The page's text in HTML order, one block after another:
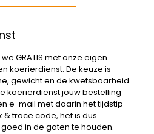
GRATIS met onze eigen
koerierdienst. De keuze is
gewicht en de kwetsbaarheid
koerierdienst jouw bestelling
e-mail met daarin het tijdstip
trace code, het is dus
in de gaten te houden.